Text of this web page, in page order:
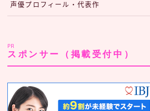
声優プロフィール・代表作
PR
スポンサー（掲載受付中）